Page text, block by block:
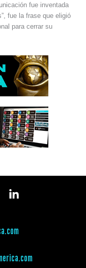
fue inventada
fue la frase que eligió
para cerrar su